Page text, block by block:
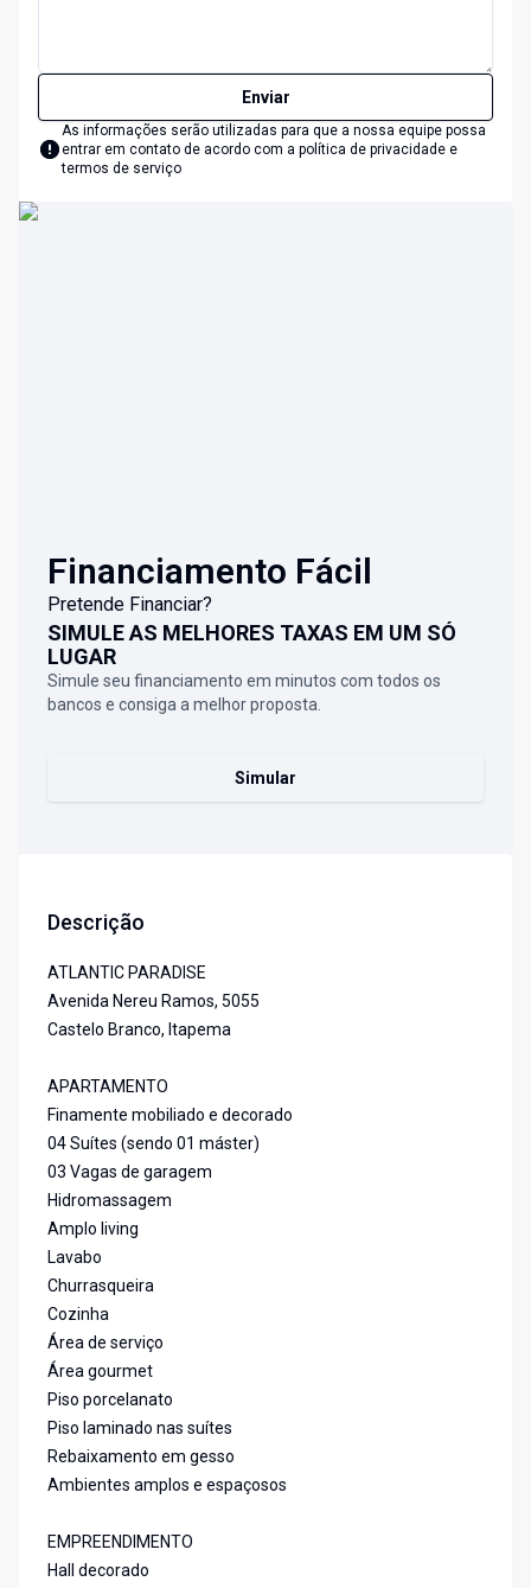
Enviar
As informações serão utilizadas para que a nossa equipe possa
entrar em contato de acordo com a política de privacidade e
termos de serviço
Financiamento Fácil
Pretende Financiar?
SIMULE AS MELHORES TAXAS EM UM SÓ
LUGAR
Simule seu financiamento em minutos com todos os
bancos e consiga a melhor proposta.
Simular
Descrição
ATLANTIC PARADISE
Avenida Nereu Ramos, 5055
Castelo Branco, Itapema
APARTAMENTO
Finamente mobiliado e decorado
04 Suítes (sendo 01 máster)
03 Vagas de garagem
Hidromassagem
Amplo living
Lavabo
Churrasqueira
Cozinha
Área de serviço
Área gourmet
Piso porcelanato
Piso laminado nas suítes
Rebaixamento em gesso
Ambientes amplos e espaçosos
EMPREENDIMENTO
Hall decorado